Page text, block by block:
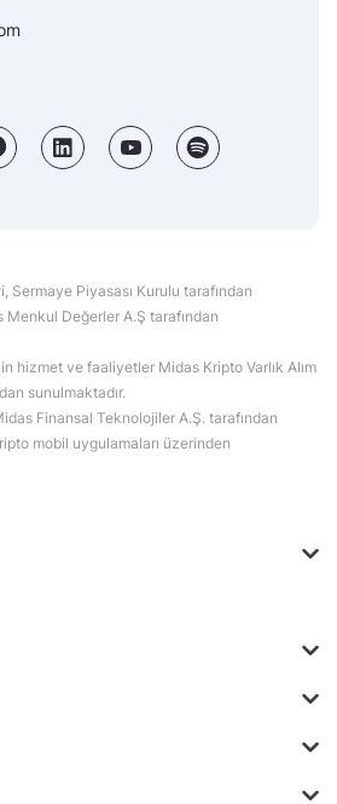
Sermaye Piyasası Kurulu tarafından
Değerler A.Ş tarafından
hizmet ve faaliyetler Midas Kripto Varlık Alım
sunulmaktadır.
Finansal Teknolojiler A.Ş. tarafından
mobil uygulamaları üzerinden